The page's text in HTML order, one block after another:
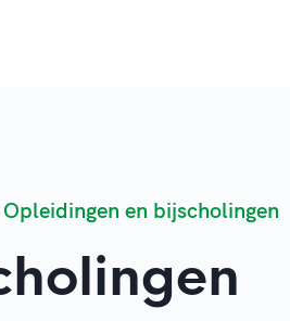
Opleidingen en bijscholingen